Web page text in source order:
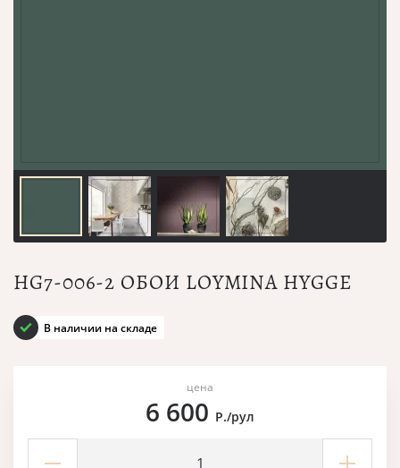
HG7-006-2 ОБОИ LOYMINA HYGGE
В наличии на складе
цена
6 600 Р./рул